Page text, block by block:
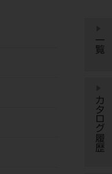
一覧
カタログ履歴